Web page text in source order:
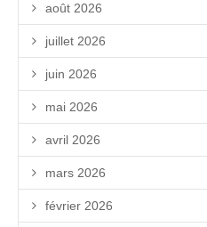
août 2026
juillet 2026
juin 2026
mai 2026
avril 2026
mars 2026
février 2026